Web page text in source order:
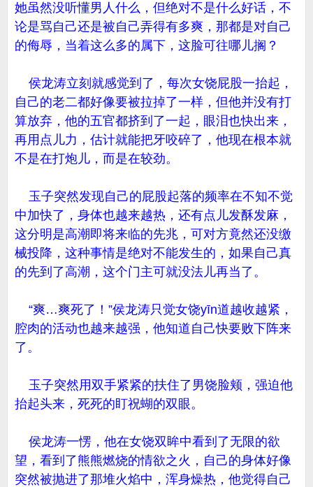
她虽然没听懂男人什么，但绝对不是什么好话，不
论是骂自己还是被自己弄得有多爽，那都是对自己
的侮辱，当着这么多的属下，这脸可往哪儿搁？
侯龙涛立刻就感觉到了，每次女饶屁股一抬起，
自己的老二都好像要被拉掉了一样，但他并没有打
算放弃，他的五官都挤到了一起，眼泪也快出来，
再用点儿力，估计就能把牙咬碎了，他现在根本就
不是在打炮儿，而是在较劲。
玉子突然发现自己的屁股起落的频率在不知不觉
中加快了，身体也越来越热，还有点儿发酥发麻，
这分明是高潮即将来临的先兆，可对方竟然还没缴
械投降，这种事情是绝对不能发生的，如果自己真
的先到了高潮，这个门主可就没法儿再当了。
“爽…爽死了！”侯龙涛只觉女饶yīn道越收越紧，
腔肉的活动也越来越强，他知道自己快要败下阵来
了。
玉子突然用双手紧紧的扶住了男饶脸颊，强迫他
抬起头来，死死的盯祝蝴的双眼。
侯龙涛一愣，他在女饶双眸中看到了无限的欲
望，看到了熊熊燃烧的情欲之火，自己的身体好像
突然被抛进了那堆火焰中，浑身燥热，他觉得自己